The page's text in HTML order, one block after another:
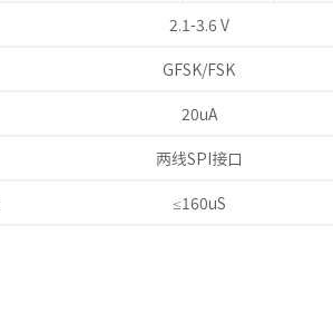
2.1-3.6 V
GFSK/FSK
20uA
两线SPI接口
≤160uS